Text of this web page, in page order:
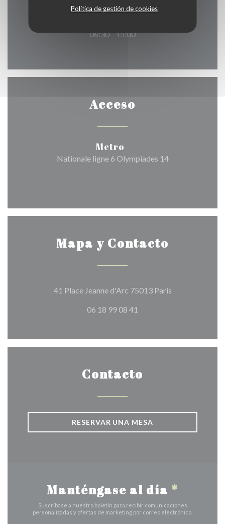
Política de gestión de cookies
06:30 - 15:00
Acceso
Metro
Nationale ligne 6 Olympiades 14
Mapa y Contacto
41 Place Jeanne d'Arc 75013 Paris((abre en una
06 18 99 08 41
Contacto
RESERVAR UNA MESA
Manténgase al día *
Suscríbase a nuestro boletín para recibir comunicaciones
personalizadas y ofertas de marketing por correo electrónico.